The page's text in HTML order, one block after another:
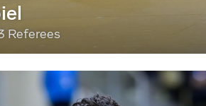
Referees